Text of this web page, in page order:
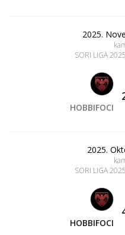
2025.
SORI LIGA
HOBBIFOCI
2025.
SORI LIGA
HOBBIFOCI